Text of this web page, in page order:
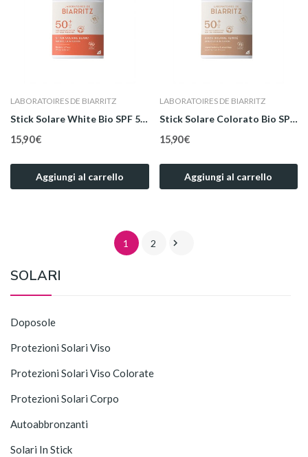
SOLARI
Doposole
Protezioni Solari Viso
Protezioni Solari Viso Colorate
Protezioni Solari Corpo
Autoabbronzanti
Solari In Stick
LABORATOIRES DE BIARRITZ
Stick Solare White Bio SPF 50+ 12 g
15,90 €
Aggiungi al carrello
LABORATOIRES DE BIARRITZ
Stick Solare Colorato Bio SPF 50+ 12 g
15,90 €
Aggiungi al carrello
1 2 